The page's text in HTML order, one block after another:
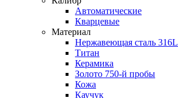
Автоматические
Кварцевые
Материал
Нержавеющая сталь 316L
Титан
Керамика
Золото 750-й пробы
Кожа
Каучук